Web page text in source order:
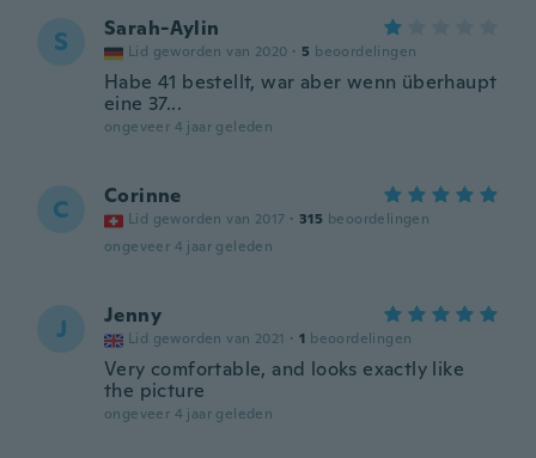
S Sarah-Aylin
Lid geworden van 2020 · 5 beoordelingen
Habe 41 bestellt, war aber wenn überhaupt
eine 37...
ongeveer 4 jaar geleden
C Corinne
Lid geworden van 2017 · 315 beoordelingen
ongeveer 4 jaar geleden
J Jenny
Lid geworden van 2021 · 1 beoordelingen
Very comfortable, and looks exactly like
the picture
ongeveer 4 jaar geleden